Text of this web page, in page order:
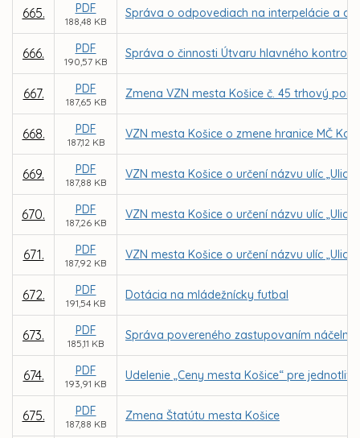
665. PDF
188,48 KB
Správa o odpovediach na interpelácie a
666. PDF
190,57 KB
Správa o činnosti Útvaru hlavného
667. PDF
187,65 KB
Zmena VZN mesta Košice č. 45 trhový
668. PDF
187,12 KB
VZN mesta Košice o zmene hranice MČ
669. PDF
187,88 KB
VZN mesta Košice o určení názvu ulíc
670. PDF
187,26 KB
VZN mesta Košice o určení názvu ulíc
671. PDF
187,92 KB
VZN mesta Košice o určení názvu ulíc
672. PDF
191,54 KB
Dotácia na mládežnícky futbal
673. PDF
185,11 KB
Správa povereného zastupovaním
674. PDF
193,91 KB
Udelenie „Ceny mesta Košice“ pre
675. PDF
187,88 KB
Zmena Štatútu mesta Košice